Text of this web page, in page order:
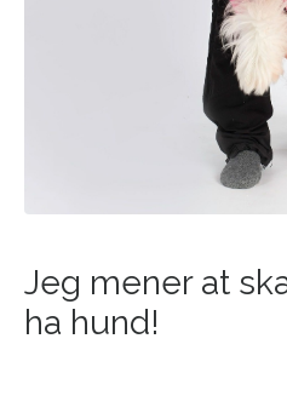
Jeg mener at
ha hund!